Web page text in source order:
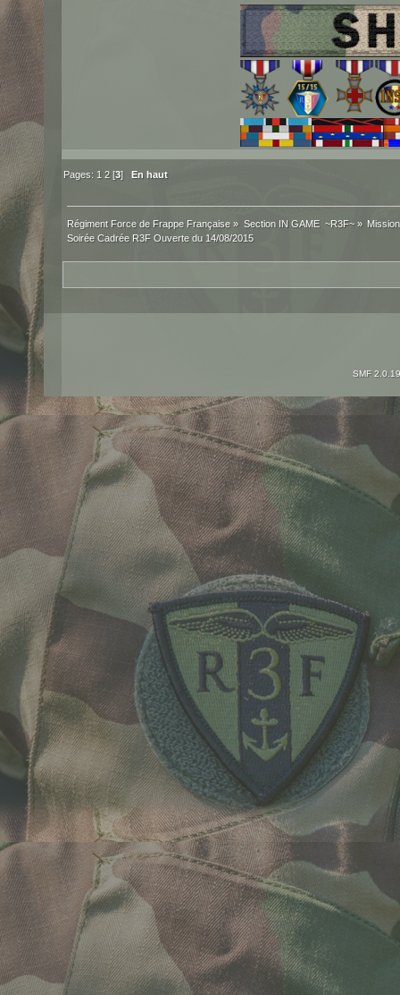
Pages: 1 2 [3] En haut
Régiment Force de Frappe Française » Section IN GAME  ~R3F~»
Soirée Cadrée R3F Ouverte du 14/08/2015
SMF 2.0.19